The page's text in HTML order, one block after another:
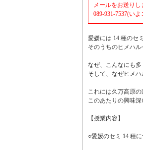
メールをお送り
089-931-7537(い
愛媛には 14 種のセ
そのうちのヒメハル
なぜ、こんなにも
そして、なぜヒメ
これには久万高原
このあたりの興味
【授業内容】
○愛媛のセミ 14 種